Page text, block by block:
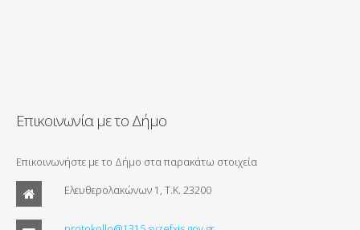
Επικοινωνία με το Δήμο
Επικοινωνήστε με το Δήμο στα παρακάτω στοιχεία
Ελευθερολακώνων 1, Τ.Κ. 23200